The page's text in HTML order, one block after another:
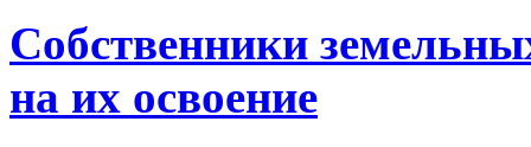
Собственники
на их освоение